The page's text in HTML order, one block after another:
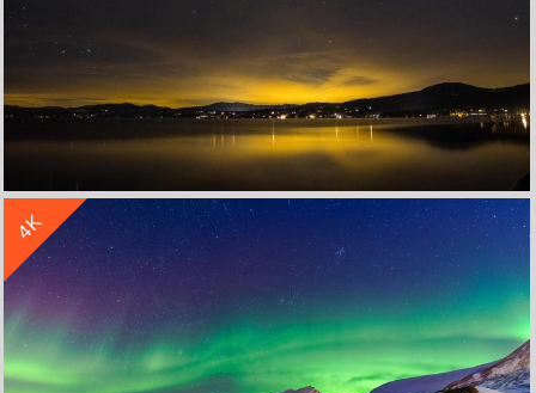
美国加利福尼亚州太浩湖夜晚星空风景4k壁纸
4K
立 即 下 载
收 藏